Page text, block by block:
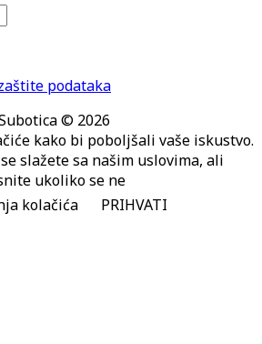
podataka
© 2026
kako bi poboljšali vaše iskustvo.
slažete sa našim uslovima, ali
ukoliko se ne
kolačića PRIHVATI